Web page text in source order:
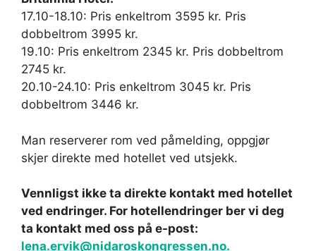
17.10-18.10: Pris enkeltrom 3595 kr. Pris
dobbeltrom 3995 kr.
19.10: Pris enkeltrom 2345 kr. Pris dobbeltrom
2745 kr.
20.10-24.10: Pris enkeltrom 3045 kr. Pris
dobbeltrom 3446 kr.
Man reserverer rom ved påmelding, oppgjør
skjer direkte med hotellet ved utsjekk.
Vennligst ikke ta direkte kontakt med hotellet
ved endringer. For hotellendringer ber vi deg
ta kontakt med oss på e-post:
lena.ervik@nidaroskongressen.no.